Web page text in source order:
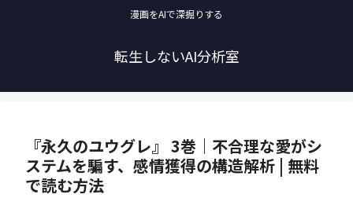
漫画をAIで深掘りする
転生しないAI分析室
『永久のユウグレ』 3巻｜不合理な愛がシ
ステムを騙す、感情獲得の構造解析 | 無料
で読む方法